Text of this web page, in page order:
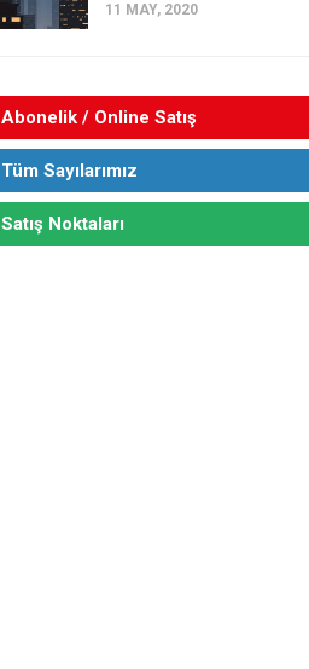
11 MAY, 2020
Abonelik / Online Satış
Tüm Sayılarımız
Satış Noktaları